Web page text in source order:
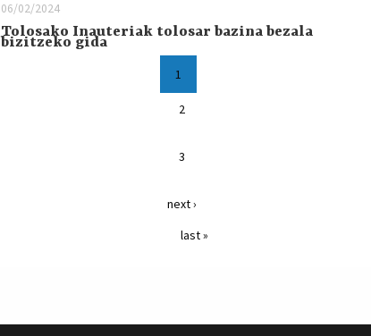
06/02/2024
Tolosako Inauteriak tolosar bazina bezala
bizitzeko gida
1
2
3
next ›
last »